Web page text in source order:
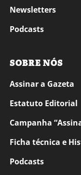
Newsletters
Podcasts
SOBRE NÓS
Assinar a Gazeta
Estatuto Editorial
Campanha
Ficha técnica e
Podcasts